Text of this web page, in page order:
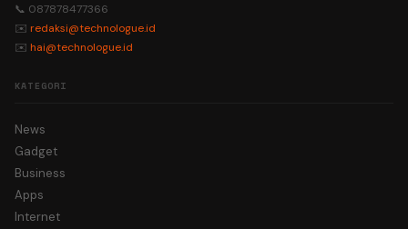
📞 087878477366
✉️ redaksi@technologue.id
✉️ hai@technologue.id
KATEGORI
News
Gadget
Business
Apps
Internet